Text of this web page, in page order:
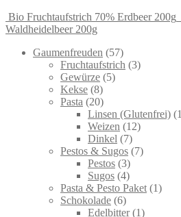
Bio Fruchtaufstrich 70% Erdbeer 200g
Waldheidelbeer 200g
Gaumenfreuden
5757
products
Fruchtaufstrich 33
Gewürze 55
Kekse 88
products
Pasta 2020
products
Linsen (Glutenfrei) 1
Weizen 1212
Dinkel 77
products
Pestos & Sugos 77
Pestos 33
products
Sugos 44
products
Pasta & Pesto Paket 11
Schokolade 66
products
Edelbitter 11